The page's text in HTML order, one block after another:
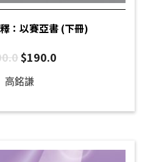
：以賽亞書 (下冊)
$190.0
高銘謙